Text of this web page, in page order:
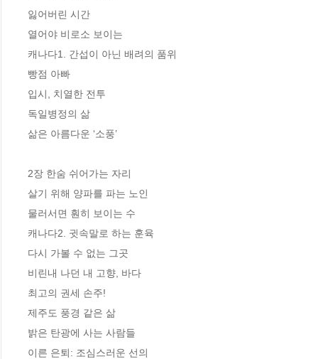
잃어버린 시간
열어야 비로소 보이는
캐나다1. 간섭이 아닌 배려의 품위
빵점 아빠
입시, 치열한 전투
독일병정의 삶
삶은 아름다운 ‘소풍’
2장 한숨 쉬어가는 자리
살기 위해 양파를 파는 노인
물러서면 훤히 보이는 수
캐나다2. 귓속말로 하는 훈육
다시 가볼 수 없는 그곳
비린내 나던 내 고향, 바다
최고의 권세 손주!
제주도 풍경 같은 삶
밝은 탄광에 사는 사람들
이른 은퇴: 조심스러운 선의